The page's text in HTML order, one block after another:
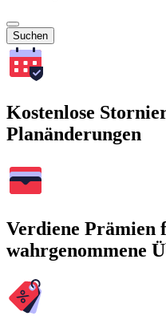
Suchen
Kostenlose
Planänderungen
Verdiene Prämien
wahrgenommene